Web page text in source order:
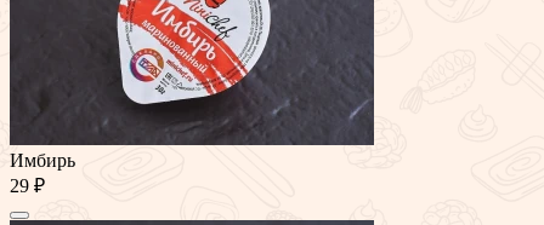
Имбирь
29 ₽